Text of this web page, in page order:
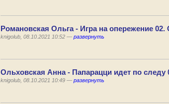
Романовская Ольга - Игра на опережение
knigolub, 08.10.2021 10:52 — развернуть
Ольховская Анна - Папарацци идет по следу
knigolub, 08.10.2021 10:49 — развернуть